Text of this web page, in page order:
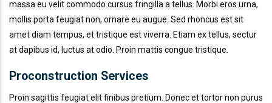
massa eu velit commodo cursus fringilla a tellus. Morbi eros urna,
mollis porta feugiat non, ornare eu augue. Sed rhoncus est sit
amet diam tempus, et tristique est viverra. Etiam ex tellus, sectur
at dapibus id, luctus at odio. Proin mattis congue tristique.
Proconstruction Services
Proin sagittis feugiat elit finibus pretium. Donec et tortor non purus